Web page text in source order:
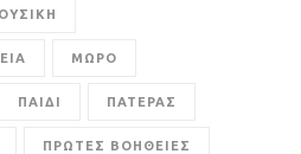
ΜΩΡΟ
ΠΑΙΔΙ ΠΑΤΕΡΑΣ
ΠΡΩΤΕΣ ΒΟΗΘΕΙΕΣ